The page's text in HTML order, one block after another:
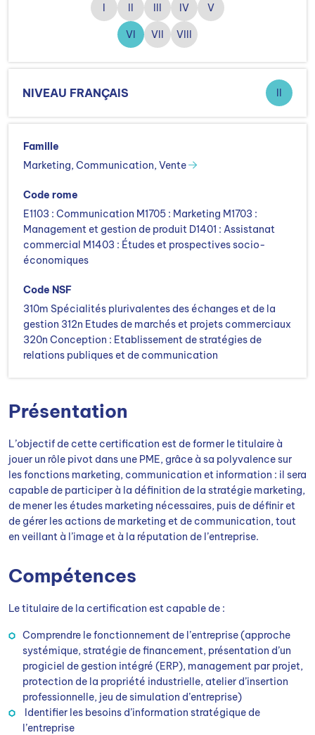
Présentation
L’objectif de cette certification est de former le titulaire à
jouer un rôle pivot dans une PME, grâce à sa polyvalence sur
les fonctions marketing, communication et information : il sera
capable de participer à la définition de la stratégie marketing,
de mener les études marketing nécessaires, puis de définir et
de gérer les actions de marketing et de communication, tout
en veillant à l’image et à la réputation de l’entreprise.
Compétences
Le titulaire de la certification est capable de :
Comprendre le fonctionnement de l’entreprise (approche
systémique, stratégie de financement, présentation d’un
progiciel de gestion intégré (ERP), management par projet,
protection de la propriété industrielle, atelier d’insertion
professionnelle, jeu de simulation d’entreprise)
Identifier les besoins d’information stratégique de
l’entreprise
I II III IV V
VI VII VIII
NIVEAU FRANÇAIS II
Famille
Marketing, Communication, Vente
Code rome
E1103 : Communication M1705 : Marketing M1703 :
Management et gestion de produit D1401 : Assistanat
commercial M1403 : Études et prospectives socio-
économiques
Code NSF
310m Spécialités plurivalentes des échanges et de la
gestion 312n Etudes de marchés et projets commerciaux
320n Conception : Etablissement de stratégies de
relations publiques et de communication